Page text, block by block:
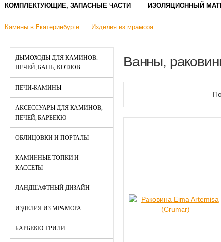
КОМПЛЕКТУЮЩИЕ, ЗАПАСНЫЕ ЧАСТИ ИЗОЛЯЦИОННЫЙ
Камины в Екатеринбурге Изделия из мрамора
ДЫМОХОДЫ ДЛЯ КАМИНОВ,
ПЕЧЕЙ, БАНЬ, КОТЛОВ
ПЕЧИ-КАМИНЫ
АКСЕССУАРЫ ДЛЯ КАМИНОВ,
ПЕЧЕЙ, БАРБЕКЮ
ОБЛИЦОВКИ И ПОРТАЛЫ
КАМИННЫЕ ТОПКИ И
КАССЕТЫ
ЛАНДШАФТНЫЙ ДИЗАЙН
ИЗДЕЛИЯ ИЗ МРАМОРА
БАРБЕКЮ-ГРИЛИ
Ванны,